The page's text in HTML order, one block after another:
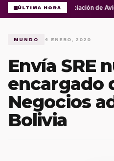
ÚLTIMA HORAAsociación de
MUNDO 4 ENERO, 2020
Envía SRE
encargado
Negocios
Bolivia